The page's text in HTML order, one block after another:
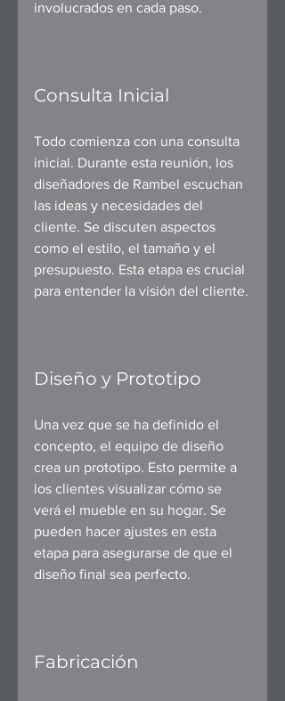
involucrados en cada paso.
Consulta Inicial
Todo comienza con una consulta
inicial. Durante esta reunión, los
diseñadores de Rambel escuchan
las ideas y necesidades del
cliente. Se discuten aspectos
como el estilo, el tamaño y el
presupuesto. Esta etapa es crucial
para entender la visión del cliente.
Diseño y Prototipo
Una vez que se ha definido el
concepto, el equipo de diseño
crea un prototipo. Esto permite a
los clientes visualizar cómo se
verá el mueble en su hogar. Se
pueden hacer ajustes en esta
etapa para asegurarse de que el
diseño final sea perfecto.
Fabricación